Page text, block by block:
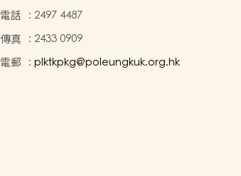
電話 : 2497 4487
傳真 : 2433 0909
電郵 : plktkpkg@poleungkuk.org.hk